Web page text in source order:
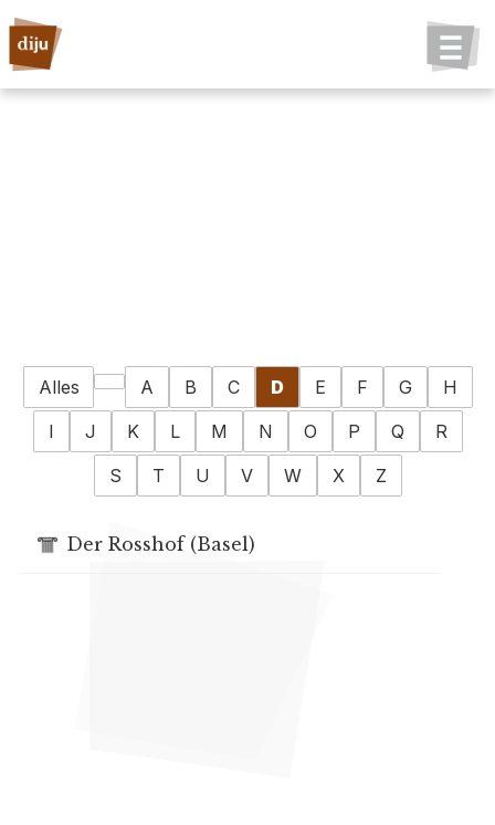
Alles A B C D E F G
H
I
J K L M N O P Q
R
S
T U V W X Z
Der Rosshof (Basel)